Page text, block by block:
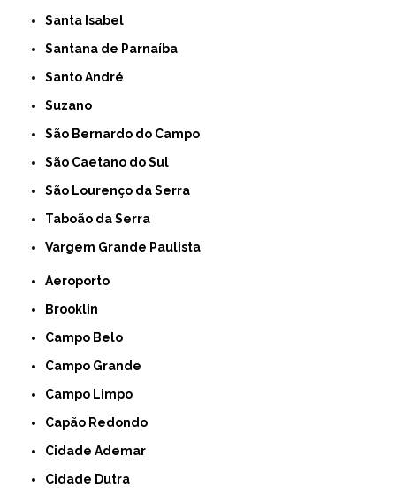
Santa Isabel
Santana de Parnaíba
Santo André
Suzano
São Bernardo do Campo
São Caetano do Sul
São Lourenço da Serra
Taboão da Serra
Vargem Grande Paulista
Aeroporto
Brooklin
Campo Belo
Campo Grande
Campo Limpo
Capão Redondo
Cidade Ademar
Cidade Dutra